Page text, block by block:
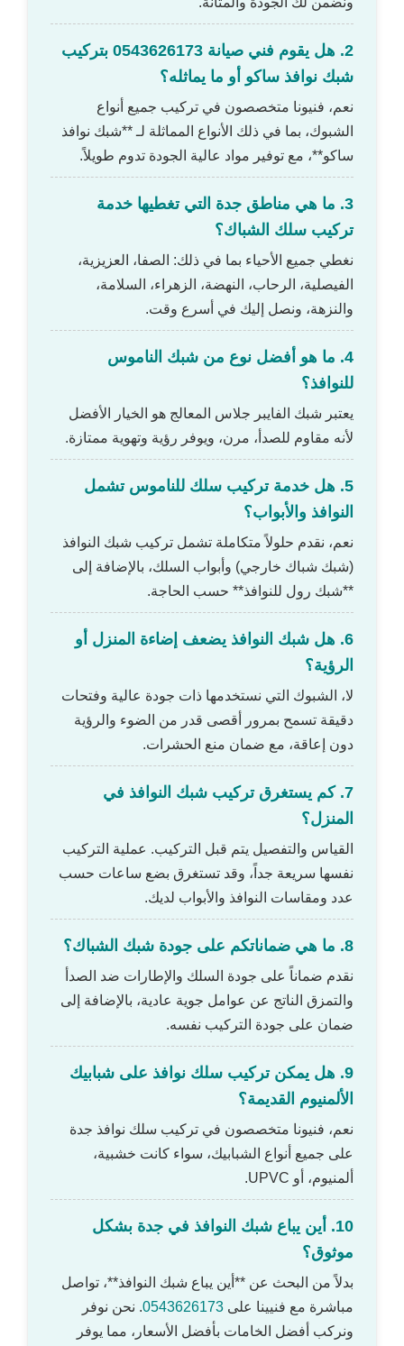
2. هل يقوم فني صيانة 0543626173 بتركيب
شبك نوافذ ساكو أو ما يماثله؟
نعم، فنيونا متخصصون في تركيب جميع أنواع
الشبوك، بما في ذلك الأنواع المماثلة لـ **شبك نوافذ
ساكو**، مع توفير مواد عالية الجودة تدوم طويلاً.
3. ما هي مناطق جدة التي تغطيها خدمة
تركيب سلك الشباك؟
نغطي جميع الأحياء بما في ذلك: الصفا، العزيزية،
الفيصلية، الرحاب، النهضة، الزهراء، السلامة،
والنزهة، ونصل إليك في أسرع وقت.
4. ما هو أفضل نوع من شبك الناموس
للنوافذ؟
يعتبر شبك الفايبر جلاس المعالج هو الخيار الأفضل
لأنه مقاوم للصدأ، مرن، ويوفر رؤية وتهوية ممتازة.
5. هل خدمة تركيب سلك للناموس تشمل
النوافذ والأبواب؟
نعم، نقدم حلولاً متكاملة تشمل تركيب شبك النوافذ
(شبك شباك خارجي) وأبواب السلك، بالإضافة إلى
**شبك رول للنوافذ** حسب الحاجة.
6. هل شبك النوافذ يضعف إضاءة المنزل أو
الرؤية؟
لا، الشبوك التي نستخدمها ذات جودة عالية وفتحات
دقيقة تسمح بمرور أقصى قدر من الضوء والرؤية
دون إعاقة، مع ضمان منع الحشرات.
7. كم يستغرق تركيب شبك النوافذ في
المنزل؟
القياس والتفصيل يتم قبل التركيب. عملية التركيب
نفسها سريعة جداً، وقد تستغرق بضع ساعات حسب
عدد ومقاسات النوافذ والأبواب لديك.
8. ما هي ضماناتكم على جودة شبك الشباك؟
نقدم ضماناً على جودة السلك والإطارات ضد الصدأ
والتمزق الناتج عن عوامل جوية عادية، بالإضافة إلى
ضمان على جودة التركيب نفسه.
9. هل يمكن تركيب سلك نوافذ على شبابيك
الألمنيوم القديمة؟
نعم، فنيونا متخصصون في تركيب سلك نوافذ جدة
على جميع أنواع الشبابيك، سواء كانت خشبية،
ألمنيوم، أو UPVC.
10. أين يباع شبك النوافذ في جدة بشكل
موثوق؟
بدلاً من البحث عن **أين يباع شبك النوافذ**، تواصل
مباشرة مع فنيينا على0543626173. نحن نوفر
ونركب أفضل الخامات بأفضل الأسعار، مما يوفر